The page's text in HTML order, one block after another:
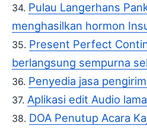
Pulau Langerhans
menghasilkan hormon
Present Perfect
berlangsung sempurna
Penyedia jasa
Aplikasi edit Audio
DOA Penutup Acara